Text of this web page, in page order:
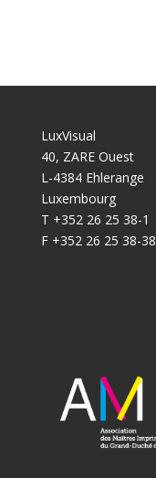
LuxVisual
40, ZARE Ouest
L-4384 Ehlerange
Luxembourg
T +352 26 25 38-1
F +352 26 25 38-38